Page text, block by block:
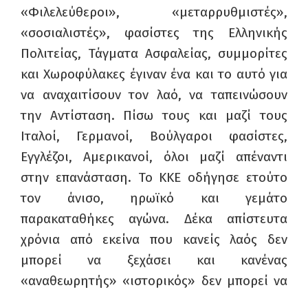
«Φιλελεύθεροι», «μεταρρυθμιστές»,
«σοσιαλιστές», φασίστες της Ελληνικής
Πολιτείας, Τάγματα Ασφαλείας, συμμορίτες
και Χωροφύλακες έγιναν ένα και το αυτό για
να αναχαιτίσουν τον λαό, να ταπεινώσουν
την Αντίσταση. Πίσω τους και μαζί τους
Ιταλοί, Γερμανοί, Βούλγαροι φασίστες,
Εγγλέζοι, Αμερικανοί, όλοι μαζί απέναντι
στην επανάσταση. Το ΚΚΕ οδήγησε ετούτο
τον άνισο, ηρωϊκό και γεμάτο
παρακαταθήκες αγώνα. Δέκα απίστευτα
χρόνια από εκείνα που κανείς λαός δεν
μπορεί να ξεχάσει και κανένας
«αναθεωρητής» «ιστορικός» δεν μπορεί να